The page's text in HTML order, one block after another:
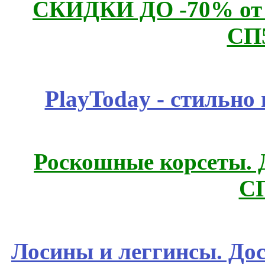
СКИДКИ ДО -70%
PlayToday -
Роскошные корсеты.
Лосины и леггинсы.